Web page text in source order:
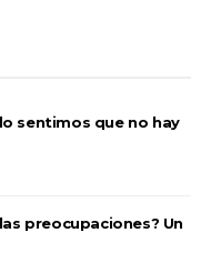
sentimos que no hay
preocupaciones? Un